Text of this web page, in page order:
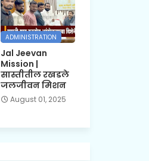
ADMINISTRATION
Jal Jeevan
Mission |
सास्तीतील रखडले
जलजीवन मिशन
August 01, 2025